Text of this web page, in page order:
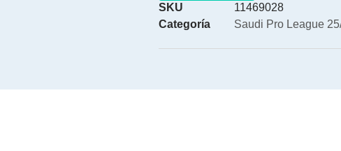
SKU
11469028
Categoría
Saudi Pro League